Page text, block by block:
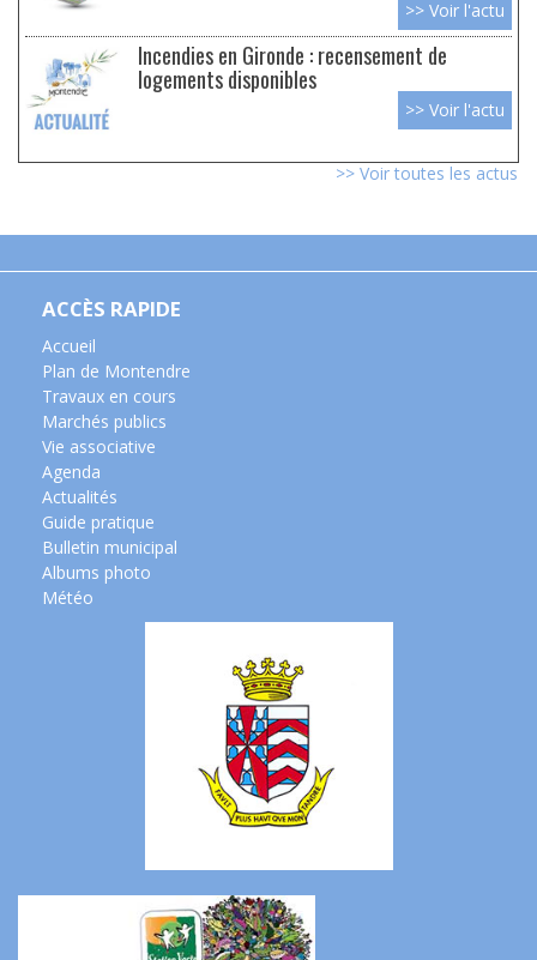
>> Voir l'actu
Incendies en Gironde : recensement de
logements disponibles
>> Voir l'actu
>> Voir toutes les actus
ACCÈS RAPIDE
Accueil
Plan de Montendre
Travaux en cours
Marchés publics
Vie associative
Agenda
Actualités
Guide pratique
Bulletin municipal
Albums photo
Météo